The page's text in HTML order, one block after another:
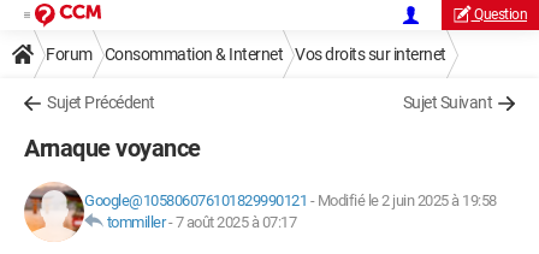
Question
Forum Consommation & Internet Vos droits sur internet
Sujet Précédent Sujet Suivant
Arnaque voyance
Google@105806076101829990121 - Modifié le 2 juin 2025 à 19:58
tommiller-7 août 2025 à 07:17